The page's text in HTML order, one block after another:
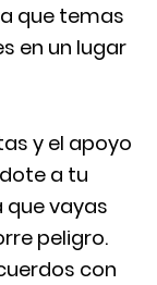
que temas
en un lugar
y el apoyo
a tu
que vayas
peligro.
con